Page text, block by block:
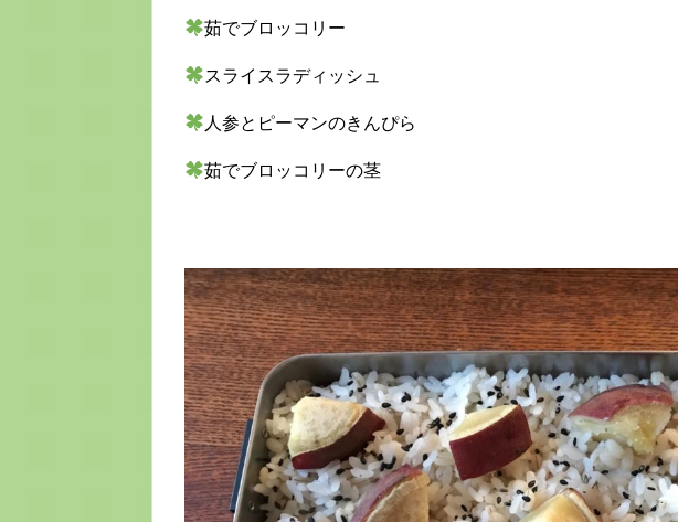
茹でブロッコリー
スライスラディッシュ
人参とピーマンのきんぴら
茹でブロッコリーの茎